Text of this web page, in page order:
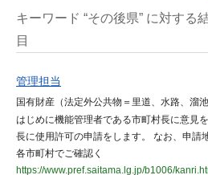
キーワード “その後県” に対する
目
管理担当
国有財産（法定外公共物＝里道、水路、溜
はじめに機能管理者である市町村長に意見を
長に使用許可の申請をします。 なお、申請
各市町村でご確認く
https://www.pref.saitama.lg.jp/b1006/